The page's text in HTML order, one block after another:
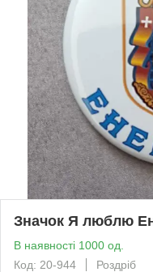
Значок Я люблю
В наявності 1000 од.
Код: 20-944
Роздріб